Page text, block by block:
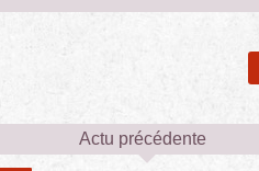
Actu précédente